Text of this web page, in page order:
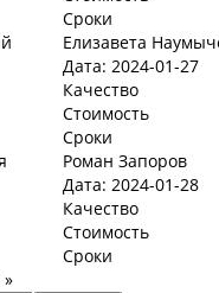
Сроки
Елизавета
Дата: 2024-01-27
Качество
Стоимость
Сроки
Роман Запоров
Дата: 2024-01-28
Качество
Стоимость
Сроки
»